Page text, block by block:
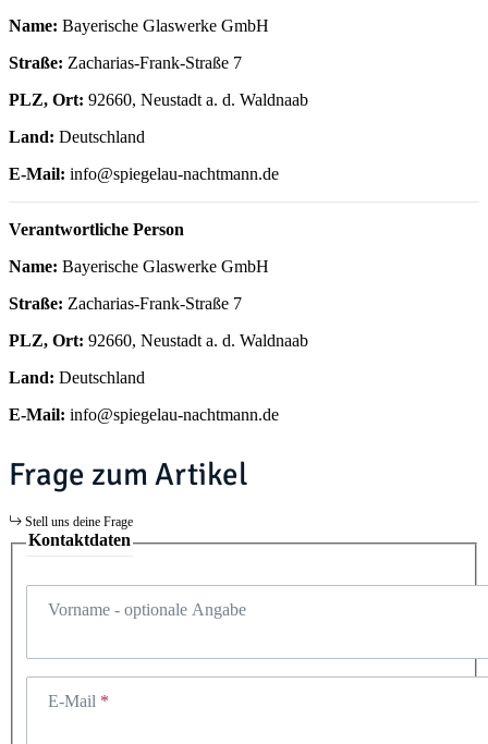
Name: Bayerische Glaswerke GmbH
Straße: Zacharias-Frank-Straße 7
PLZ, Ort: 92660, Neustadt a. d. Waldnaab
Land: Deutschland
E-Mail: info@spiegelau-nachtmann.de
Verantwortliche Person
Name: Bayerische Glaswerke GmbH
Straße: Zacharias-Frank-Straße 7
PLZ, Ort: 92660, Neustadt a. d. Waldnaab
Land: Deutschland
E-Mail: info@spiegelau-nachtmann.de
Frage zum Artikel
Stell uns deine Frage
Kontaktdaten
Vorname - optionale Angabe
E-Mail